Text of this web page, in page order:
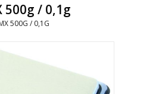
500g / 0,1g
500G / 0,1G